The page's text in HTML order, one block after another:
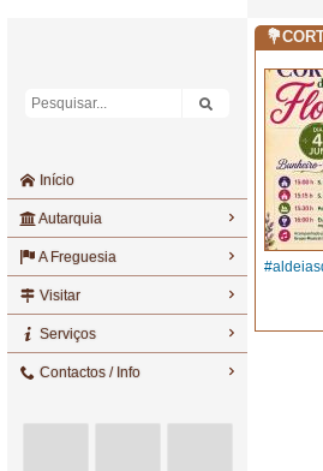
Início
Autarquia
A Freguesia
Visitar
Serviços
Contactos / Info